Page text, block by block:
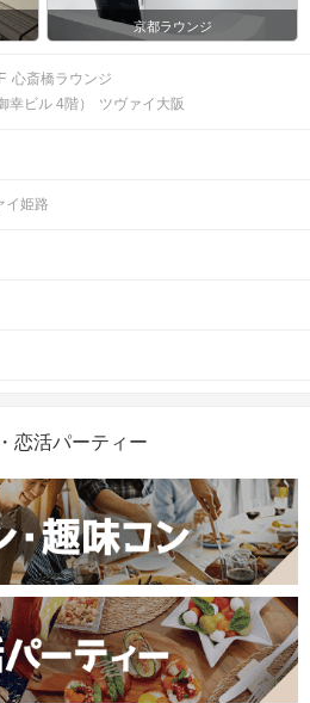
京都ラウンジ
心斎橋ラウンジ
幸ビル 4階）
ツヴァイ大阪
イ姫路
恋活パーティー